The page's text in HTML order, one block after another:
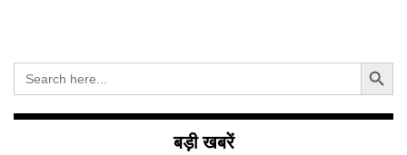
Search
for:
Search Button
बड़ी खबरें